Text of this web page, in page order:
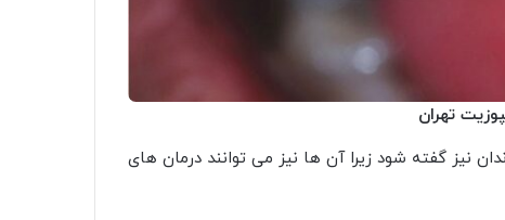
تهران
گفته شود زیرا آن ها نیز می توانند درمان های